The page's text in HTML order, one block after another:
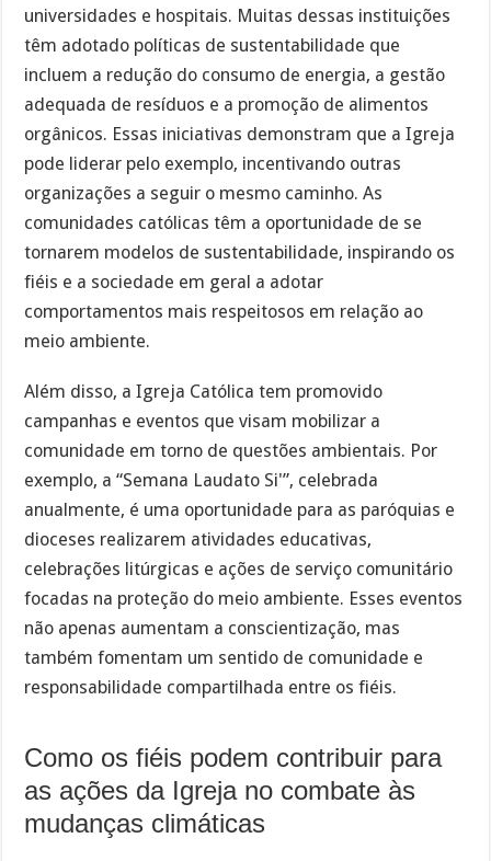
universidades e hospitais. Muitas dessas instituições
têm adotado políticas de sustentabilidade que
incluem a redução do consumo de energia, a gestão
adequada de resíduos e a promoção de alimentos
orgânicos. Essas iniciativas demonstram que a Igreja
pode liderar pelo exemplo, incentivando outras
organizações a seguir o mesmo caminho. As
comunidades católicas têm a oportunidade de se
tornarem modelos de sustentabilidade, inspirando os
fiéis e a sociedade em geral a adotar
comportamentos mais respeitosos em relação ao
meio ambiente.
Além disso, a Igreja Católica tem promovido
campanhas e eventos que visam mobilizar a
comunidade em torno de questões ambientais. Por
exemplo, a “Semana Laudato Si'”, celebrada
anualmente, é uma oportunidade para as paróquias e
dioceses realizarem atividades educativas,
celebrações litúrgicas e ações de serviço comunitário
focadas na proteção do meio ambiente. Esses eventos
não apenas aumentam a conscientização, mas
também fomentam um sentido de comunidade e
responsabilidade compartilhada entre os fiéis.
Como os fiéis podem contribuir para
as ações da Igreja no combate às
mudanças climáticas